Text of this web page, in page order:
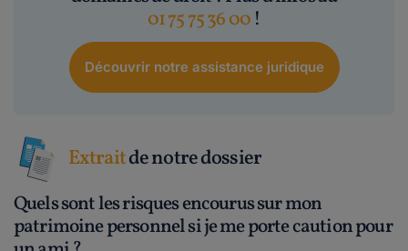
01 75 75 36 00 !
Découvrir notre assistance juridique
Extraitde notre dossier
Quels sont les risques encourus sur mon
patrimoine personnel si je me porte caution pour